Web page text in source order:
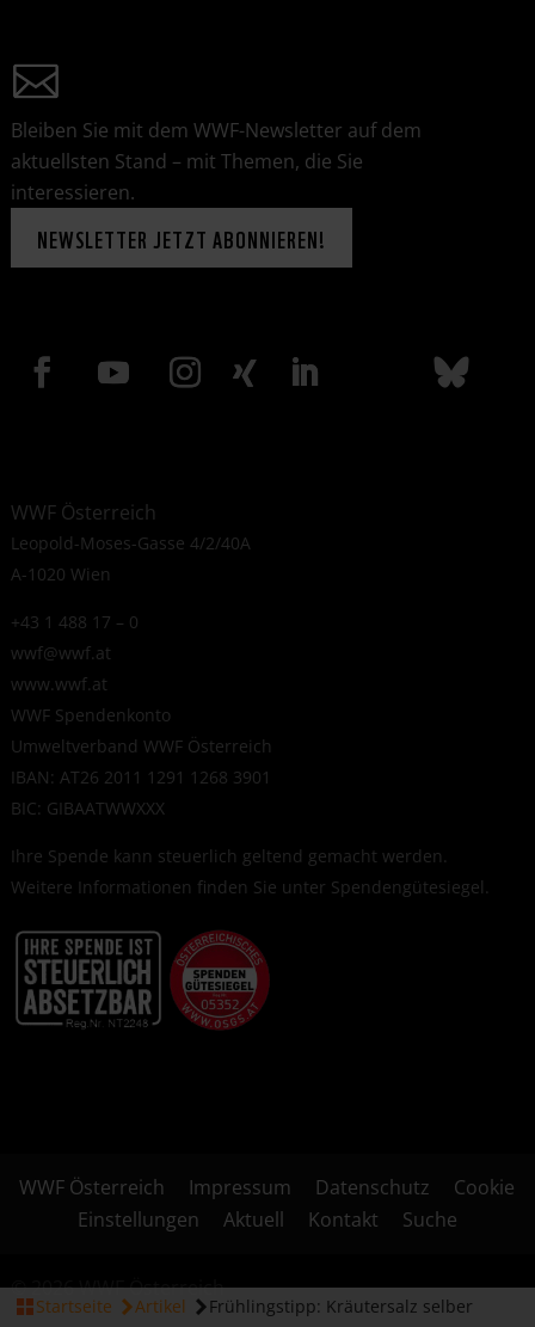
Bleiben Sie mit dem WWF-Newsletter auf dem
aktuellsten Stand – mit Themen, die Sie
interessieren.
NEWSLETTER JETZT ABONNIEREN!
WWF Österreich
Leopold-Moses-Gasse 4/2/40A
A-1020 Wien
+43 1 488 17 – 0
wwf@wwf.at
www.wwf.at
WWF Spendenkonto
Umweltverband WWF Österreich
IBAN: AT26 2011 1291 1268 3901
BIC: GIBAATWWXXX
Ihre Spende kann steuerlich geltend gemacht werden.
Weitere Informationen finden Sie unter Spendengütesiegel.
WWF Österreich Impressum Datenschutz
Cookie
Einstellungen
Aktuell Kontakt Suche
© 2026 WWF Österreich
Startseite Artikel
Frühlingstipp: Kräutersalz selber